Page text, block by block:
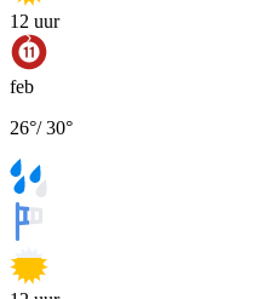
12 uur
feb
26°/30°